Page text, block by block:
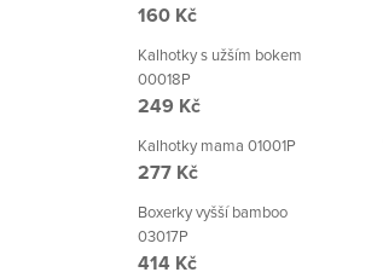
160 Kč
Kalhotky s užším bokem
00018P
249 Kč
Kalhotky mama 01001P
277 Kč
Boxerky vyšší bamboo
03017P
414 Kč